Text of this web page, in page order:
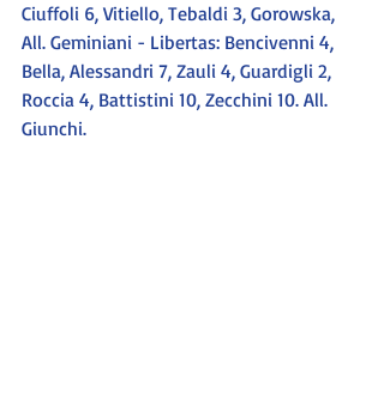
Ciuffoli 6, Vitiello, Tebaldi 3, Gorowska,
All. Geminiani - Libertas: Bencivenni 4,
Bella, Alessandri 7, Zauli 4, Guardigli 2,
Roccia 4, Battistini 10, Zecchini 10. All.
Giunchi.